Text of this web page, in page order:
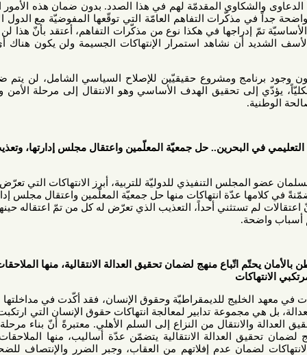
المقدمّة لهم في هذا الصدد. بدون ضمان هذه الأمور الأساسيّة،
مذكّرات التفاهم العامّة التي توقّعها المفوضيّة مع الدول الأخرى. إذا
إدراجها في هكذا نوع من مذكّرات التفاهم، أعتقد بأنّ هذا لن يؤدّي إلى
أن نشاهد استمرار الإنتهاكات الجسيمة ولن يكون هناك أي نوع من
ومشروع حقيقيّين للإصلاح السياسي الشامل، لن يتم ضمان تبنّي
إلى تحقيق الهدف الأساسي وهو الانتقال إلى مرحلة الأمن والاستقرار
البحرين.. حل جمعيّة المعلّمين واعتقال مجلس إدارتها، وتعذيب كل من
التنفيذي للدوليّة للتربية،أبرز الانتهاكات التي تعرّض لها
عدّة انتهاكات منها حل جمعيّة المعلّمين واعتقال مجلس إدارتها،
أحداً، التعذيب الذي تعرّض له كل من تمّ اعتقاله حينها، والإبقاء
اتّباع منهج لضمان تحقيق العدالة الانتقالية، منها الملاحقات
للديمقراطيّة وحقوق الإنسان،فقدأكّدتفي مداخلتها أنّ العدالة
مجموعة تدابير لمعالجة انتهاكات حقوق الإنسان التي ارتكبت في فترة
والانتقال من النزاع إلى السلم الأهلي. معتبرةً أنّ بناء مرحلة ينعم فيها
العدالة الانتقالية يتضمّن عدّة أساليب، منها الملاحقات القضائية
عدم إفلاتهم من العقاب، وجبر الضرر والإنتصاف للضحايا واتخاذ